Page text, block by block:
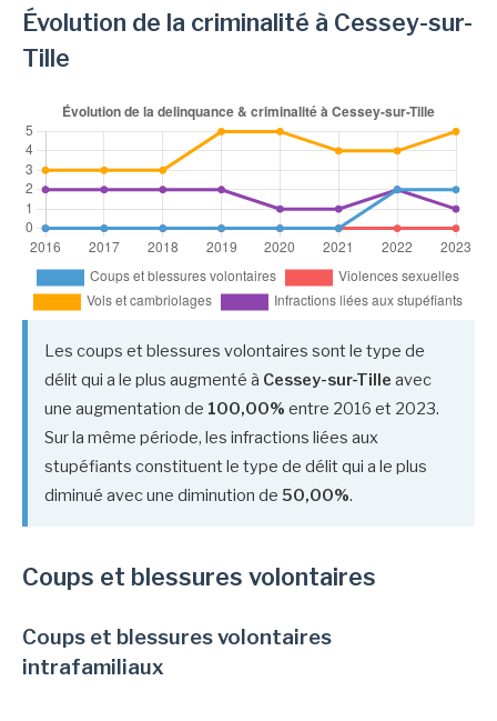
Évolution de la criminalité à Cessey-sur-
Tille
Les coups et blessures volontaires sont le type de
délit qui a le plus augmenté à Cessey-sur-Tille avec
une augmentation de 100,00% entre 2016 et 2023.
Sur la même période, les infractions liées aux
stupéfiants constituent le type de délit qui a le plus
diminué avec une diminution de 50,00%.
Coups et blessures volontaires
Coups et blessures volontaires
intrafamiliaux